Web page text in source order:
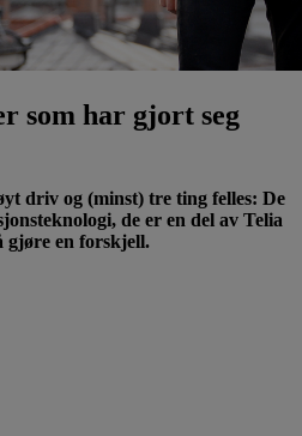
som har gjort seg
driv og (minst) tre ting felles: De
de er en del av Telia
gjøre en forskjell.